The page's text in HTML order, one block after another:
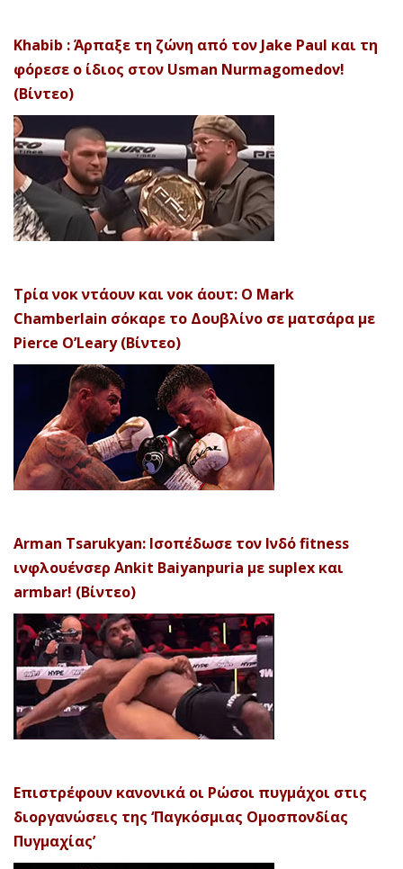
Khabib : Άρπαξε τη ζώνη από τον Jake Paul και τη
φόρεσε ο ίδιος στον Usman Nurmagomedov!
(Βίντεο)
Τρία νοκ ντάουν και νοκ άουτ: Ο Mark
Chamberlain σόκαρε το Δουβλίνο σε ματσάρα με
Pierce O’Leary (Βίντεο)
Arman Tsarukyan: Ισοπέδωσε τον Ινδό fitness
ινφλουένσερ Ankit Baiyanpuria με suplex και
armbar! (Βίντεο)
Επιστρέφουν κανονικά οι Ρώσοι πυγμάχοι στις
διοργανώσεις της ‘Παγκόσμιας Ομοσπονδίας
Πυγμαχίας’